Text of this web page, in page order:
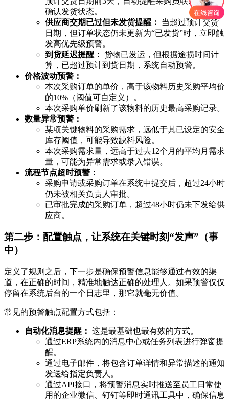
确认发货状态。
供应商交期已过但未发货提醒：
当超过预计交货
日期，但订单状态仍未更新为“已发货”时，立即触
发高优先级预警。
到货延迟提醒： 货物已发运，但根据途损时间计
算，已超过预计到货日期，系统自动预警。
价格波动预警：
本次采购订单的单价，高于该物料历史采购平均价
的10%（阈值可自定义）。
本次采购单价刷新了该物料的历史最高采购记录。
数量异常预警：
某项关键物料的采购需求，远低于其已设定的安全
库存阈值，可能导致缺料风险。
本次采购需求量，远高于过去12个月的平均月需求
量，可能为异常需求或录入错误。
流程节点超时预警：
采购申请或采购订单在系统中提交后，超过24小时
仍未被相关负责人审批。
已审批完成的采购订单，超过48小时仍未下发给供
应商。
第二步：配置触点，让系统在关键时刻“发声”（事
中）
定义了规则之后，下一步是确保预警信息能够通过有效的渠
道，在正确的时间，精准地触达正确的处理人。如果预警仅仅
停留在系统后台的一个日志里，那它就毫无价值。
常见的预警触点配置方式包括：
自动化消息提醒： 这是最基础也最有效的方式。
通过ERP系统内的消息中心或任务列表进行弹窗提
醒。
通过电子邮件，将包含订单详情和异常描述的通知
发送给指定负责人。
通过API接口，将预警消息实时推送至员工日常使
用的企业微信、钉钉等即时通讯工具中，确保信息